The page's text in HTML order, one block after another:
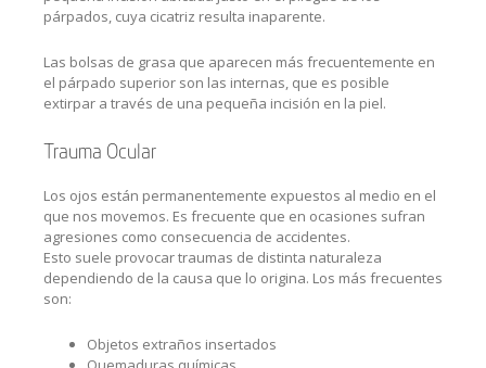
párpados, cuya cicatriz resulta inaparente.
Las bolsas de grasa que aparecen más frecuentemente en
el párpado superior son las internas, que es posible
extirpar a través de una pequeña incisión en la piel.
Trauma Ocular
Los ojos están permanentemente expuestos al medio en el
que nos movemos. Es frecuente que en ocasiones sufran
agresiones como consecuencia de accidentes.
Esto suele provocar traumas de distinta naturaleza
dependiendo de la causa que lo origina. Los más frecuentes
son:
Objetos extraños insertados